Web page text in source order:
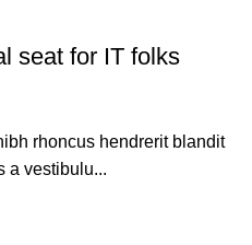
seat for IT folks
rhoncus hendrerit blandit
a vestibulu...